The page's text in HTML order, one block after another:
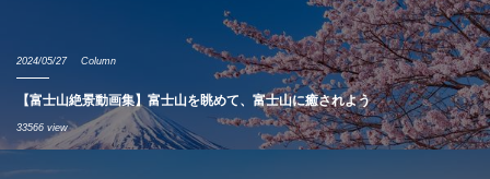
2024/05/27 Column
【富士山絶景動画集】富士山を眺めて、富士山に癒されよう
33566 view